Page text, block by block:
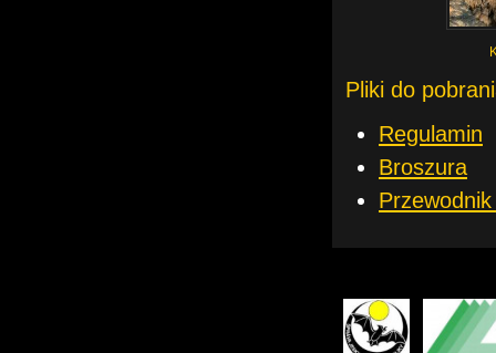
Pliki do
Regulamin
Broszura